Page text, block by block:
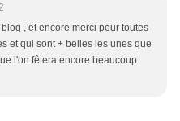
, et encore merci pour toutes
et qui sont + belles les unes que
l'on fêtera encore beaucoup